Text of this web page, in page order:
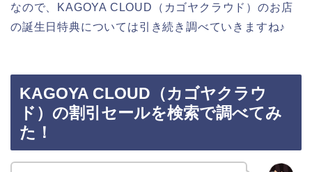
なので、KAGOYA CLOUD（カゴヤクラウド）のお店
の誕生日特典については引き続き調べていきますね♪
KAGOYA CLOUD（カゴヤクラウ
ド）の割引セールを検索で調べてみ
た！